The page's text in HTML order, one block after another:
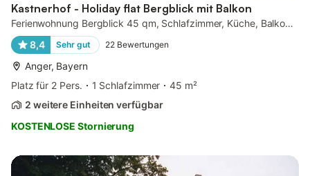
Kastnerhof - Holiday flat Bergblick mit Balkon
Ferienwohnung Bergblick 45 qm, Schlafzimmer, Küche, Balkon, Tv, 2 Pers.
8,4
Sehr gut 22 Bewertungen
Anger, Bayern
Platz für 2 Pers.
1 Schlafzimmer
45 m²
2 weitere Einheiten verfügbar
KOSTENLOSE Stornierung